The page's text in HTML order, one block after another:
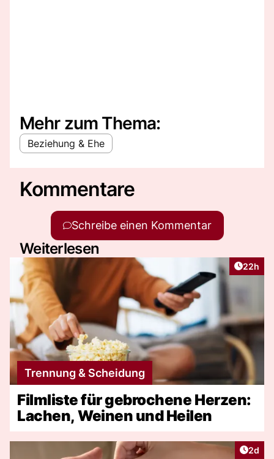
Mehr zum Thema:
Beziehung & Ehe
Kommentare
Schreibe einen Kommentar
Weiterlesen
Artikel
22h
Trennung & Scheidung
Filmliste für gebrochene Herzen:
Lachen, Weinen und Heilen
2d